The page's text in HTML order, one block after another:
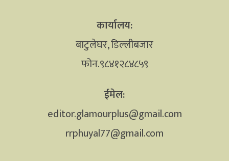
कार्यालय:
बाटुलेघर, डिल्लीबजार
फोन.९८४१२८४८५९
ईमेल:
editor.glamourplus@gmail.com
rrphuyal77@gmail.com